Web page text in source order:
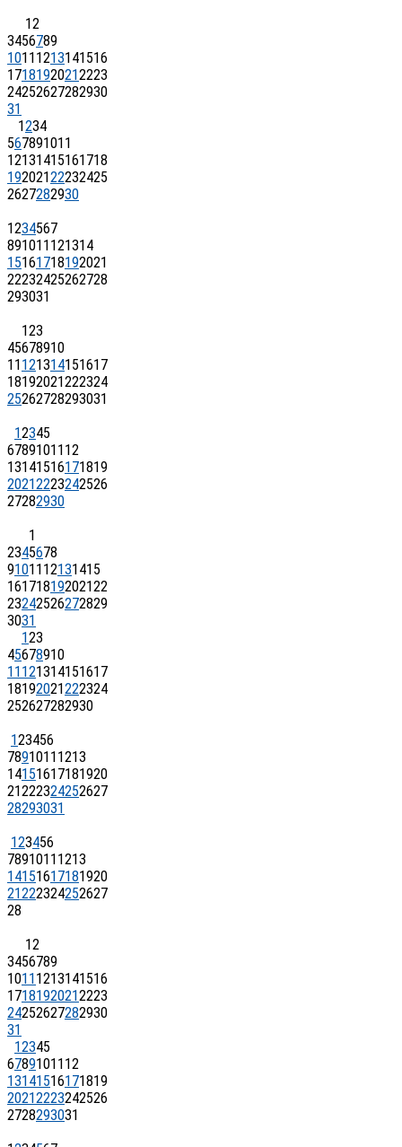
12
3456789
1011 1213141516
17181920212223
24252627282930
31
1234
567891011
12131415161718
19202122232425
2627282930
1234567
891011 121314
15161718192021
22232425262728
293031
123
45678910
11 121314151617
18192021222324
25262728293031
12345
67891011 12
13141516171819
20212223242526
27282930
1
2345678
91011 12131415
16171819202122
23242526272829
3031
123
45678910
11 121314151617
18192021222324
252627282930
123456
7891011 1213
14151617181920
21222324252627
28293031
123456
7891011 1213
14151617181920
21222324252627
28
12
3456789
1011 1213141516
17181920212223
24252627282930
31
12345
67891011 12
13141516171819
20212223242526
2728293031